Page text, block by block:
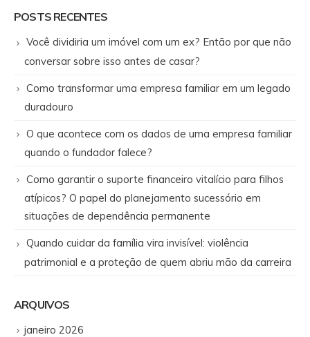
POSTS RECENTES
Você dividiria um imóvel com um ex? Então por que não
conversar sobre isso antes de casar?
Como transformar uma empresa familiar em um legado
duradouro
O que acontece com os dados de uma empresa familiar
quando o fundador falece?
Como garantir o suporte financeiro vitalício para filhos
atípicos? O papel do planejamento sucessório em
situações de dependência permanente
Quando cuidar da família vira invisível: violência
patrimonial e a proteção de quem abriu mão da carreira
ARQUIVOS
janeiro 2026